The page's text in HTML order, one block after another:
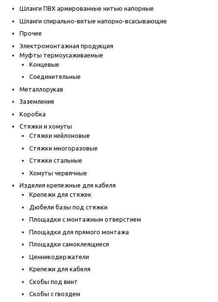
Шланги ПВХ армированные нитью напорные
Шланги спирально-витые напорно-всасывающие
Прочее
Электромонтажная продукция
Муфты термоусаживаемые
Концевые
Соединительные
Металлорукав
Заземление
Коробка
Стяжки и хомуты
Стяжки нейлоновые
Стяжки многоразовые
Стяжки стальные
Хомуты червячные
Изделия крепежные для кабеля
Крепежи для стяжек
Дюбели базы под стяжки
Площадки с монтажным отверстием
Площадки для прямого монтажа
Площадки самоклеящиеся
Ценникодержатели
Крепежи для кабеля
Скобы под винт
Скобы с гвоздем